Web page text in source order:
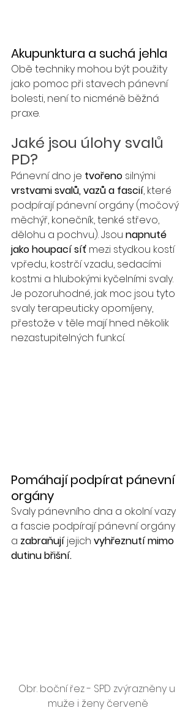
Akupunktura a suchá jehla
Obě techniky mohou být použity
jako pomoc při stavech pánevní
bolesti, není to nicméně běžná
praxe.
Jaké jsou úlohy svalů
PD?
Pánevní dno je tvořeno silnými
vrstvami svalů, vazů a fascií, které
podpírají pánevní orgány (močový
měchýř, konečník, tenké střevo,
dělohu a pochvu). Jsou napnuté
jako houpací síť mezi stydkou kostí
vpředu, kostrčí vzadu, sedacími
kostmi a hlubokými kyčelními svaly.
Je pozoruhodné, jak moc jsou tyto
svaly terapeuticky opomíjeny,
přestože v těle mají hned několik
nezastupitelných funkcí.
Pomáhají podpírat pánevní
orgány
Svaly pánevního dna a okolní vazy
a fascie podpírají pánevní orgány
a zabraňují jejich vyhřeznutí mimo
dutinu břišní.
Obr. boční řez - SPD zvýrazněny u
muže i ženy červeně